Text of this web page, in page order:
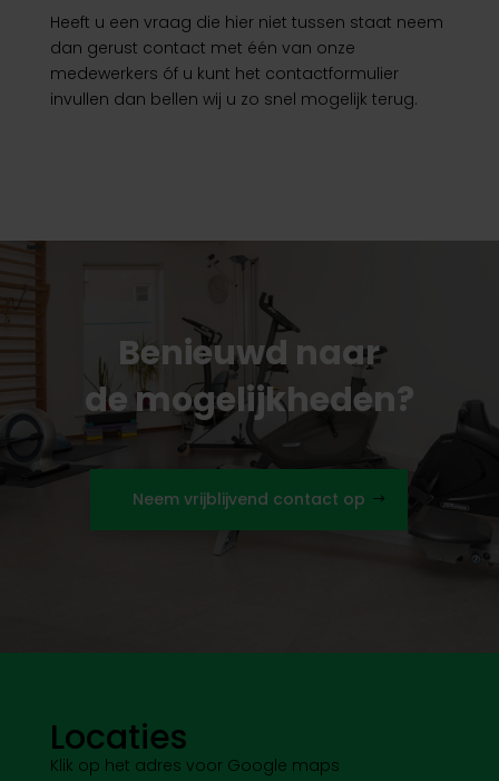
Heeft u een vraag die hier niet tussen staat neem
dan gerust contact met één van onze
medewerkers óf u kunt het contactformulier
invullen dan bellen wij u zo snel mogelijk terug.
Benieuwd naar
de mogelijkheden?
Neem vrijblijvend contact op
Locaties
Klik op het adres voor Google maps